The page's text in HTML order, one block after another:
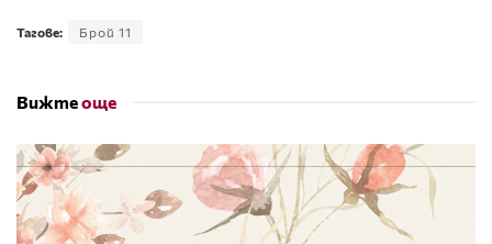
Тагове: Брой 11
Вижтеоще